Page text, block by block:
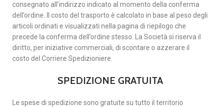
consegnato all’indirizzo indicato al momento della conferma
dell’ordine. Il costo del trasporto è calcolato in base al peso degli
articoli ordinati e visualizzati nella pagina di riepilogo che
precede la conferma dell’ordine stesso. La Società si riserva il
diritto, per iniziative commerciali, di scontare o azzerare il
costo del Corriere Spedizioniere.
SPEDIZIONE GRATUITA
Le spese di spedizione sono gratuite su tutto il territorio